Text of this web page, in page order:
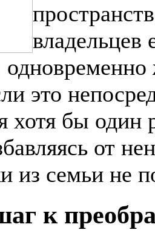
это
хотя бы один
от
из семьи не
к